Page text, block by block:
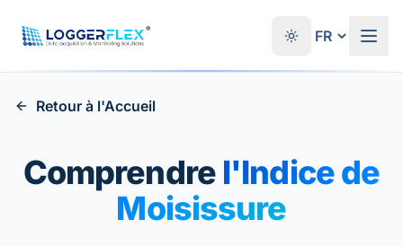
®
Retour à l'Accueil
Comprendre l'Indice de
Moisissure